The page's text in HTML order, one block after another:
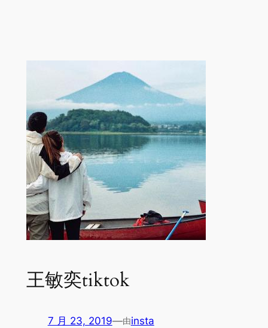
王敏奕tiktok
7 月 23, 2019—由insta